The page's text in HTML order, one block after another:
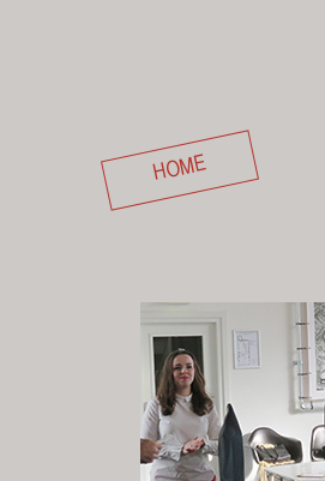
HOME